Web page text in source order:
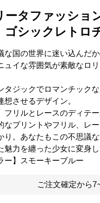
ータファッショ
ゴシックレトロ
な国の世界に迷い込んだ
ュイな雰囲気が素敵なロリ
タジックでロマンチック
想させるデザイン。
フリルとレースのディテー
なプリントやフリル、レ
り。あなたもこの不思議
魅力を纏った少女に変身
ー】スモーキーブルー
ご注文確定から